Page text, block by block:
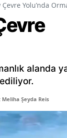
Yolu’nda
alanda
Meliha Şeyda Reis